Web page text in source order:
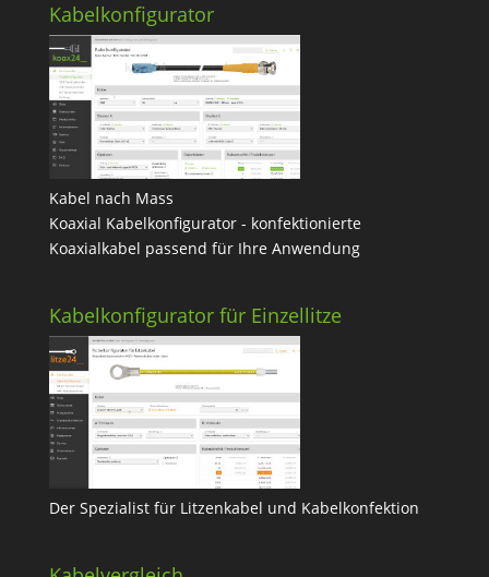
Kabelkonfigurator
Kabel nach Mass
Koaxial Kabelkonfigurator - konfektionierte
Koaxialkabel passend für Ihre Anwendung
Kabelkonfigurator für Einzellitze
Der Spezialist für Litzenkabel und Kabelkonfektion